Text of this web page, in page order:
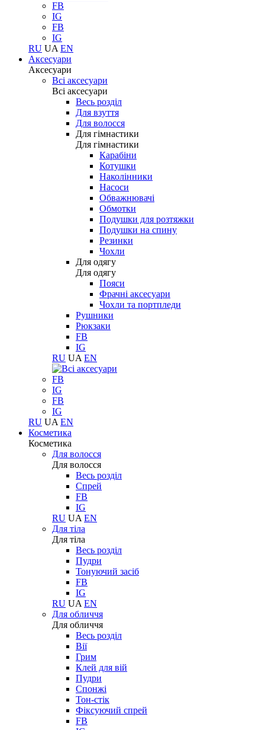
FB
IG
FB
IG
RU UA EN
Аксесуари
Аксесуари
Всі аксесуари
Всі аксесуари
Весь розділ
Для взуття
Для волосся
Для гімнастики
Для гімнастики
Карабіни
Котушки
Наколінники
Насоси
Обважнювачі
Обмотки
Подушки для розтяжки
Подушки на спину
Резинки
Чохли
Для одягу
Для одягу
Пояси
Фрачні аксесуари
Чохли та портпледи
Рушники
Рюкзаки
FB
IG
RU UA EN
FB
IG
FB
IG
RU UA EN
Косметика
Косметика
Для волосся
Для волосся
Весь розділ
Спрей
FB
IG
RU UA EN
Для тіла
Для тіла
Весь розділ
Пудри
Тонуючий засіб
FB
IG
RU UA EN
Для обличчя
Для обличчя
Весь розділ
Вії
Грим
Клей для вій
Пудри
Спонжі
Тон-стік
Фіксуючий спрей
FB